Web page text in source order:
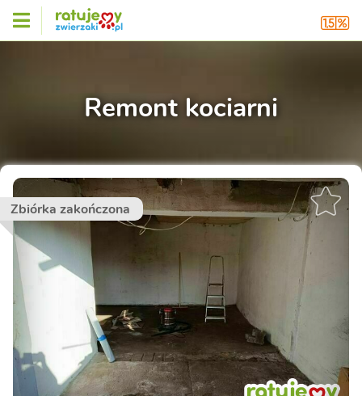
Remont kociarni
Zbiórka zakończona